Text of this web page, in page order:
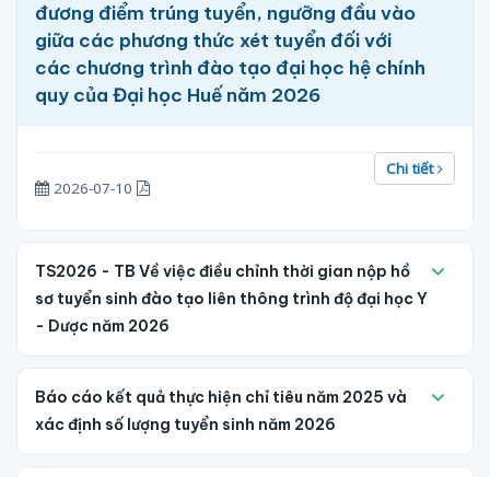
đương điểm trúng tuyển, ngưỡng đầu vào
giữa các phương thức xét tuyển đối với
các chương trình đào tạo đại học hệ chính
quy của Đại học Huế năm 2026
Chi tiết
2026-07-10
TS2026 - TB Về việc điều chỉnh thời gian nộp hồ
sơ tuyển sinh đào tạo liên thông trình độ đại học Y
- Dược năm 2026
Báo cáo kết quả thực hiện chỉ tiêu năm 2025 và
xác định số lượng tuyển sinh năm 2026